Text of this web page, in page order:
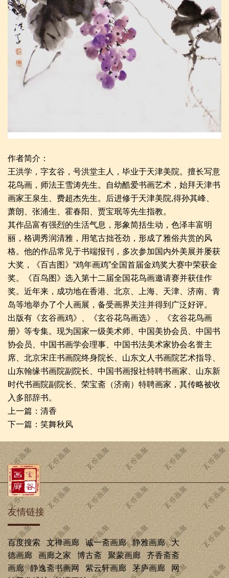
作者简介：
王洪学，字玄谷，号洪堂主人，毕业于天津美院。擅长写意
花鸟画，师法王雪涛先生。自幼酷爱书画艺术，始拜天津书
画家王泉生、费超杰先生。后进修于天津美院,得孙其峰、
萧朗、张浦生、霍春阳、贾宝珉等先生指教。
其作品富有强烈的生活气息，形象简括生动，色泽丰富明
丽，格调秀润清雅，用笔古拙苍劲，形成了雅俗共赏的风
格。他的作品常见于书端报刊，多次参加国内外美展并屡获
大奖，《百吉图》“鸡年画鸡”全国首届金鸡奖大赛中荣获金
奖。《百鸟图》选入第十二届全国花鸟画邀请赛并获佳作
奖。近年来，成功地在香港、北京、上海、天津、济南、青
岛等地举办了个人画展，备受画界关注并得到广泛好评。
出版有《玄谷画鸡》、《玄谷花鸟画选》、《玄谷花鸟画
册》等专集。现为国家一级美术师、中国美协会员、中国书
协会员、中国书画学会理事、中国书法美术家协会名誉主
席、北京宋庄书画院终身院长、山东文人书画院艺术指导、
山东翰缘书画院副院长、中国书画报社特聘书画家、山东新
时代书画院副院长、荣宝斋（济南）特聘画家，其传略被收
入多部辞书。
上一篇： 清香
下一篇： 笑舞秋风
友情链接
百度搜索 文禅画廊 诚一斋画廊 静雅画廊
大
德画廊
画廊之家 博古斋 聚蒙画廊
齐香斋斋
画廊
静逸斋书画网 紫云轩画廊 茅庐画廊
网